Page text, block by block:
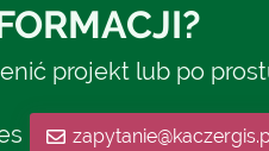
projekt lub po